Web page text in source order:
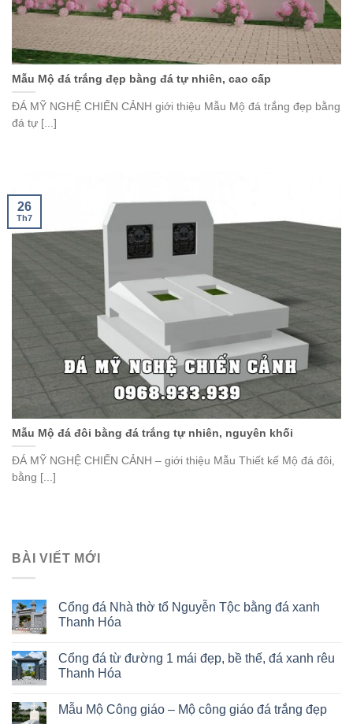
Mẫu Mộ đá trắng đẹp bằng đá tự nhiên, cao cấp
ĐÁ MỸ NGHỆ CHIẾN CẢNH giới thiệu Mẫu Mộ đá trắng đẹp bằng
đá tự [...]
Mẫu Mộ đá đôi bằng đá trắng tự nhiên, nguyên khối
ĐÁ MỸ NGHỆ CHIẾN CẢNH – giới thiệu Mẫu Thiết kế Mộ đá đôi,
bằng [...]
26
Th7
BÀI VIẾT MỚI
Cổng đá Nhà thờ tổ Nguyễn Tộc bằng đá xanh
Thanh Hóa
Cổng đá từ đường 1 mái đẹp, bề thế, đá xanh rêu
Thanh Hóa
Mẫu Mộ Công giáo – Mộ công giáo đá trắng đẹp